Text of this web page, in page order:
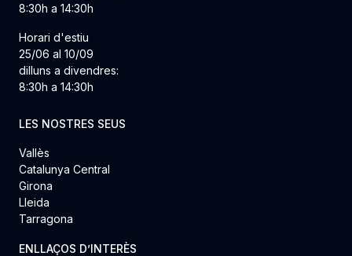
8:30h a 14:30h
Horari d'estiu
25/06 al 10/09
dilluns a divendres:
8:30h a 14:30h
LES NOSTRES SEUS
Vallès
Catalunya Central
Girona
Lleida
Tarragona
ENLLAÇOS D’INTERÈS